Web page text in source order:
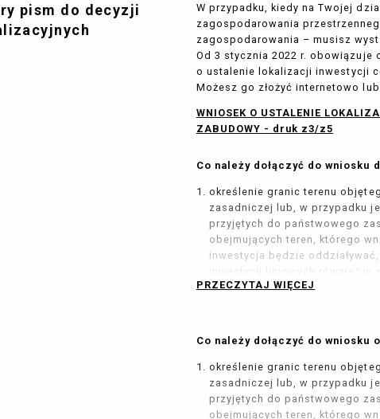
pism do decyzji
W przypadku, kiedy na Twojej
zagospodarowania
zagospodarowania – musisz
Od 3 stycznia 2022 r.
o ustalenie lokalizacji inwestycji
Możesz go złożyć internetowo
WNIOSEK O USTALENIE
ZABUDOWY - druk z3/z5
Co należy dołączyć do wniosku
określenie granic terenu
zasadniczej lub, w przypadku
przyjętych do państwowego
obejmujących teren, którego
inwestycja będzie
inwestycji liniowych również w
przedłożenie czystej,
analizowanego. Granice te
jednak nie mniejszej niż 50
Uwaga: Przez front terenu należy
która przylega do drogi publicznej
wjazd na działkę - art. 61 ust. 5a
PRZECZYTAJ WIĘCEJ
Co należy dołączyć do
określenie granic terenu
zasadniczej lub, w przypadku
przyjętych do państwowego
obejmujących teren, którego